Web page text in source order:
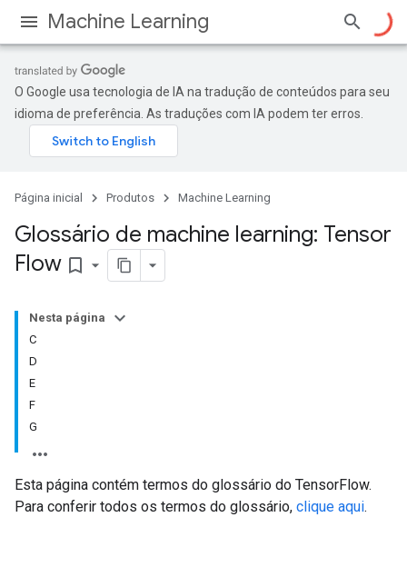
Machine Learning
O Google usa tecnologia de IA na tradução de conteúdos para seu
idioma de preferência. As traduções com IA podem ter erros.
Página inicial Produtos Machine Learning
Glossário de machine learning: Tensor
Flow bookmark_border
Nesta página
C
D
E
F
G
Esta página contém termos do glossário do TensorFlow.
Para conferir todos os termos do glossário, clique aqui.